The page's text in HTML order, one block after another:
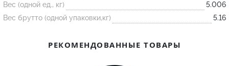
Лодочка
Контакт
Вес (одной ед., кг)
5.006
Вес брутто (одной упаковки,кг)
5.16
РЕКОМЕНДОВАННЫЕ ТОВАРЫ